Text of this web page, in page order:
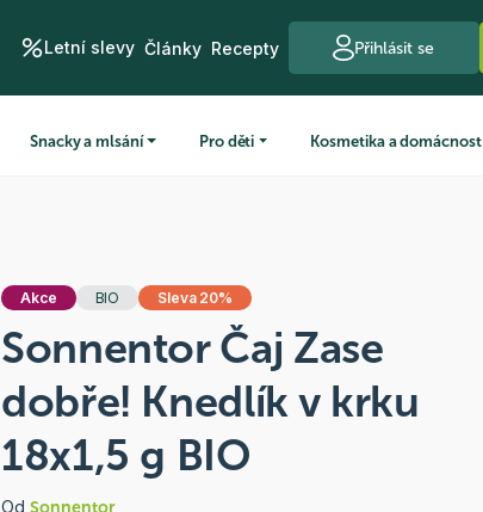
Letní slevy Články Recepty Přihlásit se
Snacky a mlsání Pro děti Kosmetika a domácnost
Akce BIO Sleva 20%
Sonnentor Čaj Zase
dobře! Knedlík v krku
18x1,5 g BIO
Od Sonnentor